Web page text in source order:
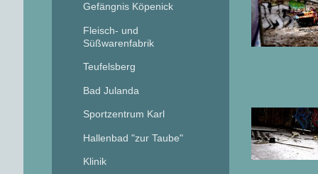
Gefängnis Köpenick
Fleisch- und
Süßwarenfabrik
Teufelsberg
Bad Julanda
Sportzentrum Karl
Hallenbad "zur Taube"
Klinik